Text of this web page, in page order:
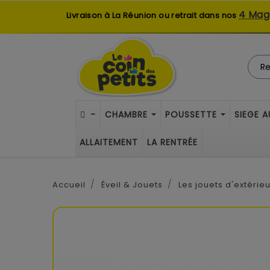
Livraison à La Réunion ou retrait dans nos 4
- CHAMBRE POUSSETTE SIEGE
ALLAITEMENT LA RENTRÉE
Accueil Éveil & Jouets Les jouets